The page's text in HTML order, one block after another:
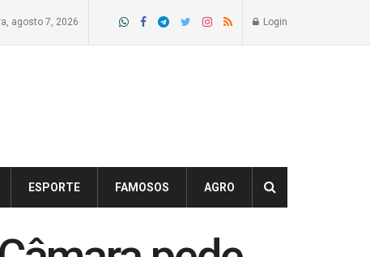
agosto 7, 2026 Login
ESPORTE FAMOSOS AGRO